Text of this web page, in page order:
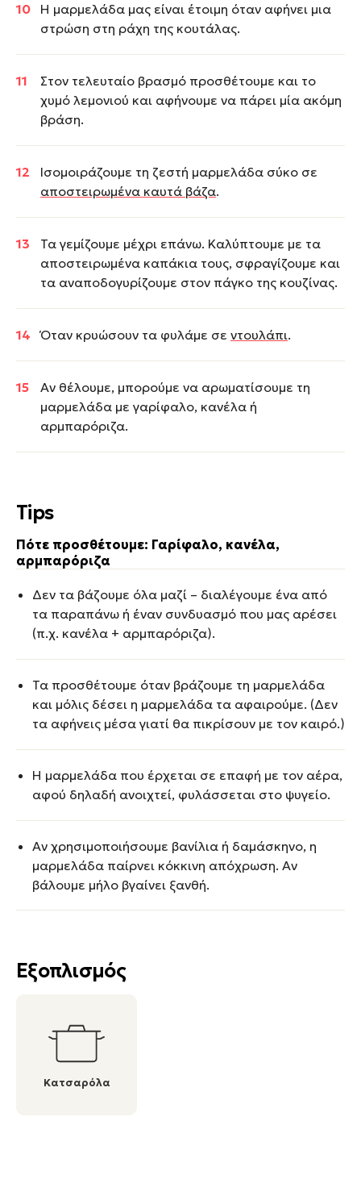
Εξοπλισμός
Κατσαρόλα
Η μαρμελάδα μας είναι έτοιμη όταν αφήνει μια
στρώση στη ράχη της κουτάλας.
Στον τελευταίο βρασμό προσθέτουμε και το
χυμό λεμονιού και αφήνουμε να πάρει μία ακόμη
βράση.
Ισομοιράζουμε τη ζεστή μαρμελάδα σύκο σε
αποστειρωμένα καυτά βάζα.
Τα γεμίζουμε μέχρι επάνω. Καλύπτουμε με τα
αποστειρωμένα καπάκια τους, σφραγίζουμε και
τα αναποδογυρίζουμε στον πάγκο της κουζίνας.
Όταν κρυώσουν τα φυλάμε σε ντουλάπι.
Αν θέλουμε, μπορούμε να αρωματίσουμε τη
μαρμελάδα με γαρίφαλο, κανέλα ή
αρμπαρόριζα.
Tips
Πότε προσθέτουμε: Γαρίφαλο, κανέλα,
αρμπαρόριζα
Δεν τα βάζoυμε όλα μαζί – διαλέγουμε ένα από
τα παραπάνω ή έναν συνδυασμό που μας αρέσει
(π.χ. κανέλα + αρμπαρόριζα).
Τα προσθέτουμε όταν βράζουμε τη μαρμελάδα
και μόλις δέσει η μαρμελάδα τα αφαιρούμε. (Δεν
τα αφήνεις μέσα γιατί θα πικρίσουν με τον καιρό.)
Η μαρμελάδα που έρχεται σε επαφή με τον αέρα,
αφού δηλαδή ανοιχτεί, φυλάσσεται στο ψυγείο.
Αν χρησιμοποιήσουμε βανίλια ή δαμάσκηνο, η
μαρμελάδα παίρνει κόκκινη απόχρωση. Αν
βάλουμε μήλο βγαίνει ξανθή.